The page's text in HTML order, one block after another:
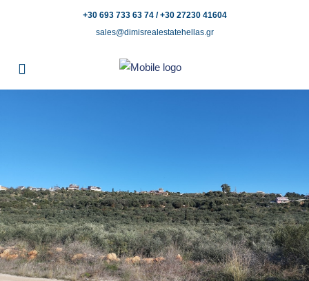
+30 693 733 63 74 / +30 27230 41604
sales@dimisrealestatehellas.gr